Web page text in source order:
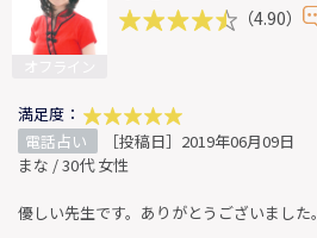
（4.90）
満足度：
電話占い
［投稿日］2019年06月09日
まな / 30代 女性
優しい先生です。ありがとうございました。